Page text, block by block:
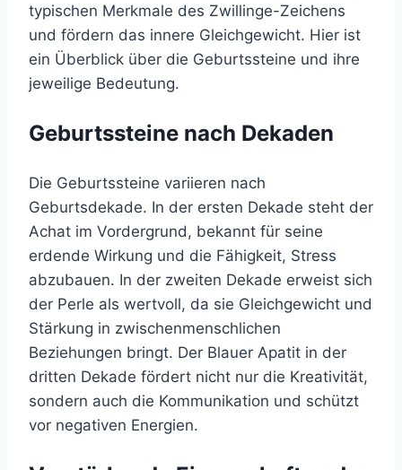
typischen Merkmale des Zwillinge-Zeichens
und fördern das innere Gleichgewicht. Hier ist
ein Überblick über die Geburtssteine und ihre
jeweilige Bedeutung.
Geburtssteine nach Dekaden
Die Geburtssteine variieren nach
Geburtsdekade. In der ersten Dekade steht der
Achat im Vordergrund, bekannt für seine
erdende Wirkung und die Fähigkeit, Stress
abzubauen. In der zweiten Dekade erweist sich
der Perle als wertvoll, da sie Gleichgewicht und
Stärkung in zwischenmenschlichen
Beziehungen bringt. Der Blauer Apatit in der
dritten Dekade fördert nicht nur die Kreativität,
sondern auch die Kommunikation und schützt
vor negativen Energien.